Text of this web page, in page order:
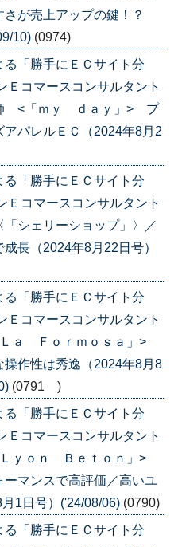
が売上アップの鍵！？
10) (0974)
る「勝手にＥＣサイト分
コマースコンサルタント
<「ｍｙ ｄａｙ」> プ
パレルＥＣ（2024年8月2
る「勝手にＥＣサイト分
コマースコンサルタント
シェリーショップ」〉／
長（2024年8月22日号）
る「勝手にＥＣサイト分
コマースコンサルタント
ａ Ｆｏｒｍｏｓａ」>
作性は秀逸（2024年8月8
(0791 )
る「勝手にＥＣサイト分
コマースコンサルタント
ｙｏｎ Ｂｅｔｏｎ」>
マンスで高評価／高いユ
1日号）('24/08/06) (0790)
る「勝手にＥＣサイト分